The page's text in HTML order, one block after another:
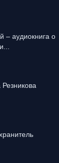
– аудиокнига о